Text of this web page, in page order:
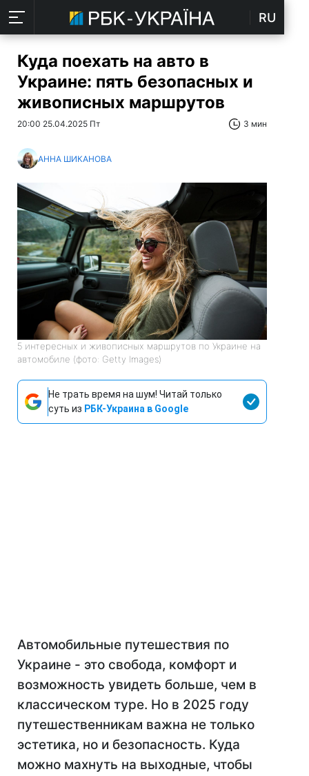
RU
Куда поехать на авто в
Украине: пять безопасных и
живописных маршрутов
20:00 25.04.2025 Пт 3 мин
АННА ШИКАНОВА
5 интересных и живописных маршрутов по Украине на
автомобиле (фото: Getty Images)
Не трать время на шум! Читай только
суть из РБК-Украина в Google
Автомобильные путешествия по
Украине - это свобода, комфорт и
возможность увидеть больше, чем в
классическом туре. Но в 2025 году
путешественникам важна не только
эстетика, но и безопасность. Куда
можно махнуть на выходные, чтобы